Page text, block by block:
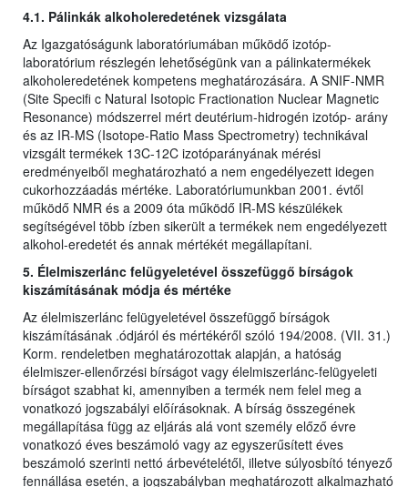
4.1. Pálinkák alkoholeredetének vizsgálata
Az Igazgatóságunk laboratóriumában működő izotóp-
laboratórium részlegén lehetőségünk van a pálinkatermékek
alkoholeredetének kompetens meghatározására. A SNIF-NMR
(Site Specifi c Natural Isotopic Fractionation Nuclear Magnetic
Resonance) módszerrel mért deutérium-hidrogén izotóp- arány
és az IR-MS (Isotope-Ratio Mass Spectrometry) technikával
vizsgált termékek 13C-12C izotóparányának mérési
eredményeiből meghatározható a nem engedélyezett idegen
cukorhozzáadás mértéke. Laboratóriumunkban 2001. évtől
működő NMR és a 2009 óta működő IR-MS készülékek
segítségével több ízben sikerült a termékek nem engedélyezett
alkohol-eredetét és annak mértékét megállapítani.
5. Élelmiszerlánc felügyeletével összefüggő bírságok
kiszámításának módja és mértéke
Az élelmiszerlánc felügyeletével összefüggő bírságok
kiszámításának .ódjáról és mértékéről szóló 194/2008. (VII. 31.)
Korm. rendeletben meghatározottak alapján, a hatóság
élelmiszer-ellenőrzési bírságot vagy élelmiszerlánc-felügyeleti
bírságot szabhat ki, amennyiben a termék nem felel meg a
vonatkozó jogszabályi előírásoknak. A bírság összegének
megállapítása függ az eljárás alá vont személy előző évre
vonatkozó éves beszámoló vagy az egyszerűsített éves
beszámoló szerinti nettó árbevételétől, illetve súlyosbító tényező
fennállása esetén, a jogszabályban meghatározott alkalmazható